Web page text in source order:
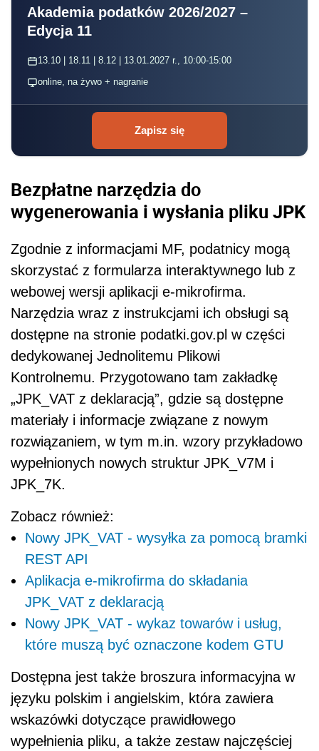
Akademia podatków 2026/2027 –
Edycja 11
13.10 | 18.11 | 8.12 | 13.01.2027 r., 10:00-15:00
online, na żywo + nagranie
Zapisz się
Bezpłatne narzędzia do
wygenerowania i wysłania pliku JPK
Zgodnie z informacjami MF, podatnicy mogą
skorzystać z formularza interaktywnego lub z
webowej wersji aplikacji e-mikrofirma.
Narzędzia wraz z instrukcjami ich obsługi są
dostępne na stronie podatki.gov.pl w części
dedykowanej Jednolitemu Plikowi
Kontrolnemu. Przygotowano tam zakładkę
„JPK_VAT z deklaracją”, gdzie są dostępne
materiały i informacje związane z nowym
rozwiązaniem, w tym m.in. wzory przykładowo
wypełnionych nowych struktur JPK_V7M i
JPK_7K.
Zobacz również:
Nowy JPK_VAT - wysyłka za pomocą bramki
REST API
Aplikacja e-mikrofirma do składania
JPK_VAT z deklaracją
Nowy JPK_VAT - wykaz towarów i usług,
które muszą być oznaczone kodem GTU
Dostępna jest także broszura informacyjna w
języku polskim i angielskim, która zawiera
wskazówki dotyczące prawidłowego
wypełnienia pliku, a także zestaw najczęściej